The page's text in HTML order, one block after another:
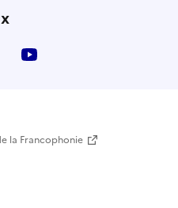
Instagram
la Francophonie